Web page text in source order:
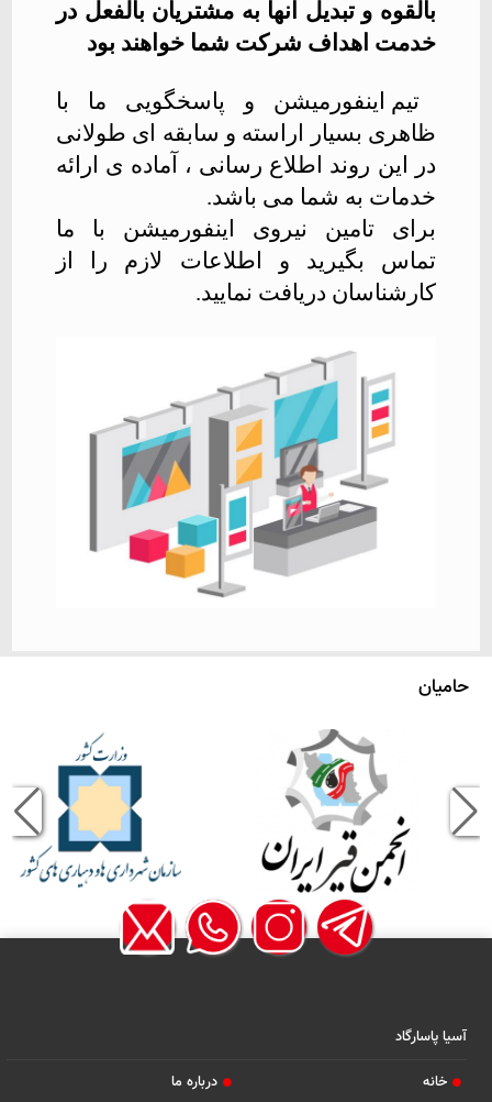
بالقوه و تبدیل آنها به مشتریان بالفعل در
خدمت اهداف شرکت شما خواهند بود
تیم اینفورمیشن و پاسخگویی ما با
ظاهری بسیار اراسته و سابقه ای طولانی
در این روند اطلاع رسانی ، آماده ی ارائه
خدمات به شما می باشد.
برای تامین نیروی اینفورمیشن با ما
تماس بگیرید و اطلاعات لازم را از
کارشناسان دریافت نمایید.
حامیان
آسیا پاسارگاد
خانه درباره ما